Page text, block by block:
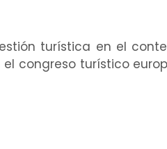
turística en el
congreso turístico